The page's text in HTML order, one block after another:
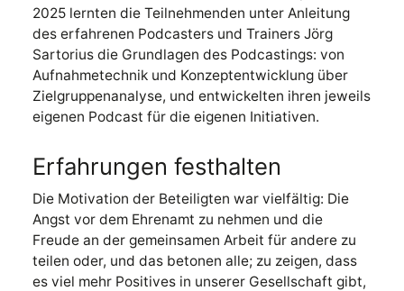
2025 lernten die Teilnehmenden unter Anleitung
des erfahrenen Podcasters und Trainers Jörg
Sartorius die Grundlagen des Podcastings: von
Aufnahmetechnik und Konzeptentwicklung über
Zielgruppenanalyse, und entwickelten ihren jeweils
eigenen Podcast für die eigenen Initiativen.
Erfahrungen festhalten
Die Motivation der Beteiligten war vielfältig: Die
Angst vor dem Ehrenamt zu nehmen und die
Freude an der gemeinsamen Arbeit für andere zu
teilen oder, und das betonen alle; zu zeigen, dass
es viel mehr Positives in unserer Gesellschaft gibt,